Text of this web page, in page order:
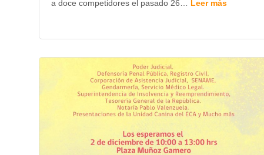
a doce competidores el pasado 26… Leer más